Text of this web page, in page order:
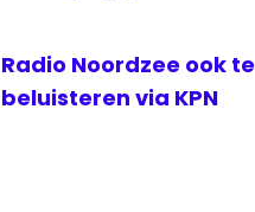
Radio Noordzee ook te
beluisteren via KPN